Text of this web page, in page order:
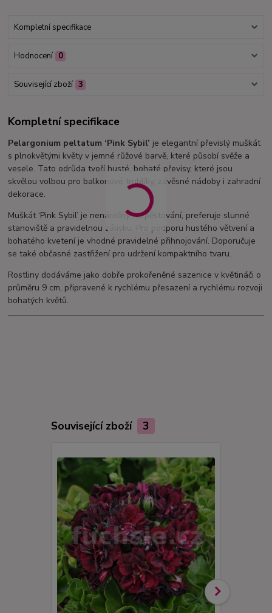
Kompletní specifikace
Hodnocení 0
Související zboží 3
Kompletní specifikace
Pelargonium peltatum ‘Pink Sybil’ je elegantní převislý muškát
s plnokvětými květy v jemné růžové barvě, které působí svěže a
vesele. Tato odrůda tvoří husté, bohaté převisy, které jsou
skvělou volbou pro balkonové truhlíky, závěsné nádoby i zahradní
dekorace.
Muškát ‘Pink Sybil’ je nenáročný na pěstování, preferuje slunné
stanoviště a pravidelnou zálivku. Pro podporu hustého větvení a
bohatého kvetení je vhodné pravidelné přihnojování. Doporučuje
se také občasné zastřižení pro udržení kompaktního tvaru.
Rostliny dodáváme jako dobře prokořeněné sazenice v květináči o
průměru 9 cm, připravené k rychlému přesazení a rychlému rozvoji
bohatých květů.
Související zboží 3